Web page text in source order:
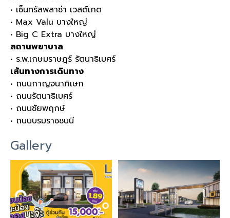
• เซ็นทรัลพลาซ่า เวสต์เกต
• Max Valu บางใหญ่
• Big C Extra บางใหญ่
สถานพยาบาล
• ร.พ.เกษมราษฎร์ รัตนาธิเบศร์
เส้นทางการเดินทาง
• ถนนกาญจนาภิเษก
• ถนนรัตนาธิเบศร์
• ถนนชัยพฤกษ์
• ถนนบรมราชชนนี
Gallery